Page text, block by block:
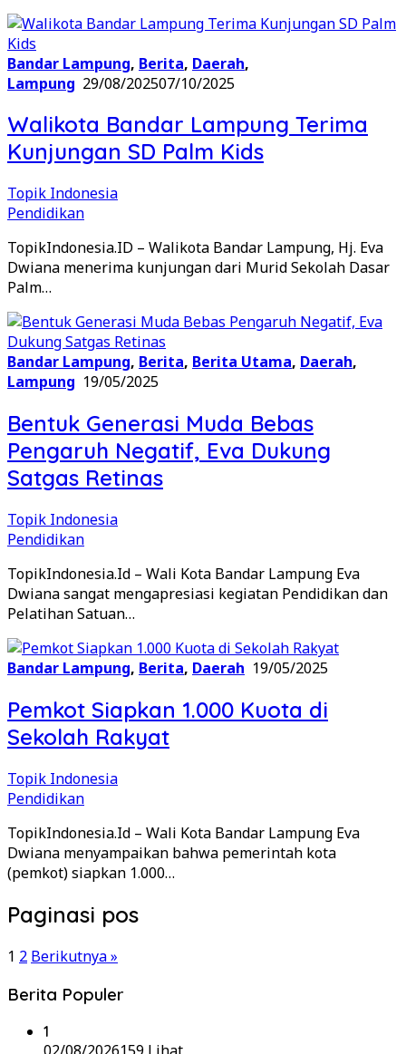
Bandar Lampung, Berita, Daerah,
Lampung 29/08/202507/10/2025
Walikota Bandar Lampung Terima
Kunjungan SD Palm Kids
Topik Indonesia
Pendidikan
TopikIndonesia.ID – Walikota Bandar Lampung, Hj. Eva
Dwiana menerima kunjungan dari Murid Sekolah Dasar
Palm…
Bandar Lampung, Berita, Berita Utama, Daerah,
Lampung 19/05/2025
Bentuk Generasi Muda Bebas
Pengaruh Negatif, Eva Dukung
Satgas Retinas
Topik Indonesia
Pendidikan
TopikIndonesia.Id – Wali Kota Bandar Lampung Eva
Dwiana sangat mengapresiasi kegiatan Pendidikan dan
Pelatihan Satuan…
Bandar Lampung, Berita, Daerah 19/05/2025
Pemkot Siapkan 1.000 Kuota di
Sekolah Rakyat
Topik Indonesia
Pendidikan
TopikIndonesia.Id – Wali Kota Bandar Lampung Eva
Dwiana menyampaikan bahwa pemerintah kota
(pemkot) siapkan 1.000…
Paginasi pos
1 2 Berikutnya »
Berita Populer
1